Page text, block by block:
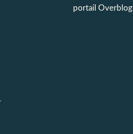
portail Overblog